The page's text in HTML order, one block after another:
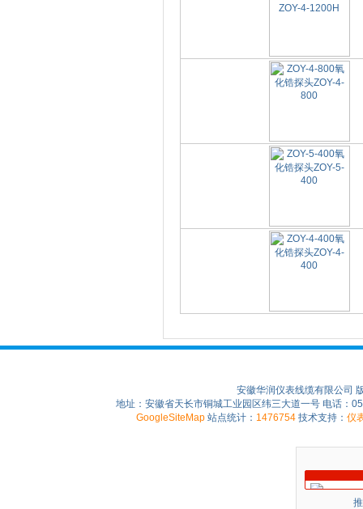
安徽华润仪表线缆有限公司
地址：安徽省天长市铜城工业园区纬三大道一号 电话：
GoogleSiteMap 站点统计： 1476754 技术支持： 仪